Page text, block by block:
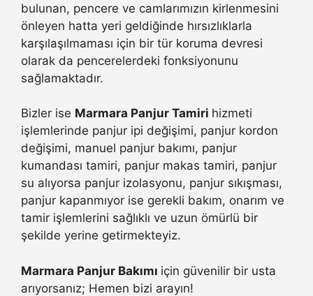
bulunan, pencere ve camlarımızın kirlenmesini
önleyen hatta yeri geldiğinde hırsızlıklarla
karşılaşılmaması için bir tür koruma devresi
olarak da pencerelerdeki fonksiyonunu
sağlamaktadır.
Bizler ise Marmara Panjur Tamiri hizmeti
işlemlerinde panjur ipi değişimi, panjur kordon
değişimi, manuel panjur bakımı, panjur
kumandası tamiri, panjur makas tamiri, panjur
su alıyorsa panjur izolasyonu, panjur sıkışması,
panjur kapanmıyor ise gerekli bakım, onarım ve
tamir işlemlerini sağlıklı ve uzun ömürlü bir
şekilde yerine getirmekteyiz.
Marmara Panjur Bakımı için güvenilir bir usta
arıyorsanız; Hemen bizi arayın!